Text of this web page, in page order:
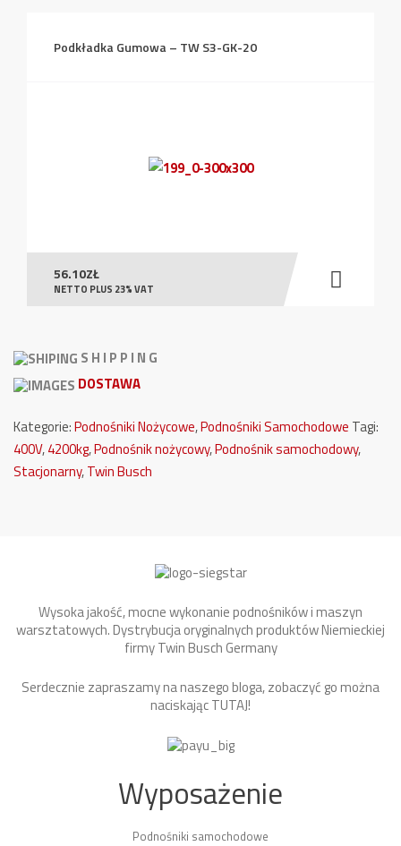
Podkładka Gumowa – TW S3-GK-20
56.10ZŁ
NETTO PLUS 23% VAT
S H I P P I N G
DOSTAWA
Kategorie:Podnośniki Nożycowe,Podnośniki Samochodowe Tagi:
400V,4200kg,Podnośnik nożycowy,Podnośnik samochodowy,
Stacjonarny,Twin Busch
Wysoka jakość, mocne wykonanie podnośników i maszyn
warsztatowych. Dystrybucja oryginalnych produktów Niemieckiej
firmy Twin Busch Germany
Serdecznie zapraszamy na naszego bloga, zobaczyć go można
naciskającTUTAJ!
Wyposażenie
Podnośniki samochodowe